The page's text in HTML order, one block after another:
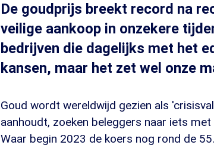
De goudprijs breekt record na
veilige aankoop in onzekere
bedrijven die dagelijks met het
kansen, maar het zet wel onze
Goud wordt wereldwijd gezien als
aanhoudt, zoeken beleggers naar iets
Waar begin 2023 de koers nog rond de